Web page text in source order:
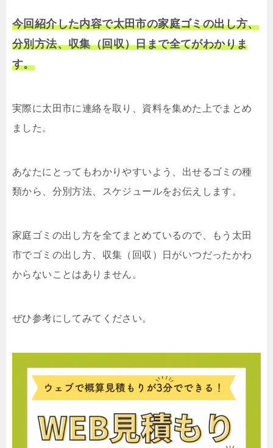
今回紹介した内容で太田市の家庭ゴミの出し方、
分別方法、収集（回収）日まで全てがわかりま
す。
実際に太田市に連絡を取り、資料を集めた上でまとめ
ました。
あなたにとってもわかりやすいよう、出せるゴミの種
類から、分別方法、スケジュールをお伝えします。
家庭ゴミの出し方を全てまとめているので、もう太田
市でゴミの出し方、収集（回収）日がいつだったかわ
からないことはありません。
ぜひ参考にしてみてください。